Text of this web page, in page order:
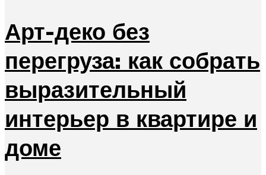
Арт-деко без
перегруза: как собрать
выразительный
интерьер в квартире и
доме